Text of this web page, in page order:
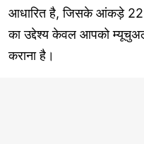
आधारित है, जिसके आंकड़े
का उद्देश्य केवल आपको
कराना है।